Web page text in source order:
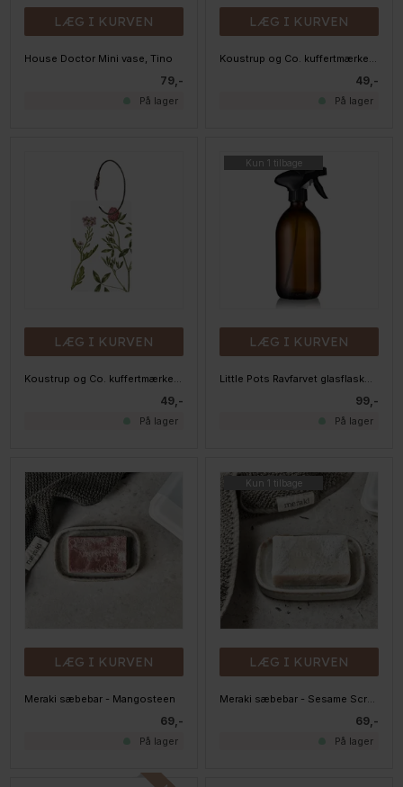
LÆG I KURVEN
House Doctor Mini vase, Tino
79,-
På lager
LÆG I KURVEN
Koustrup og Co. kuffertmærke - Kaprifolium
49,-
På lager
LÆG I KURVEN
Koustrup og Co. kuffertmærke - Strandsennep og rødkløver
49,-
På lager
Kun 1 tilbage
LÆG I KURVEN
Little Pots Ravfarvet glasflaske med spray - Sort 500 ml.
99,-
På lager
LÆG I KURVEN
Meraki sæbebar - Mangosteen
69,-
På lager
Kun 1 tilbage
LÆG I KURVEN
Meraki sæbebar - Sesame Scrub
69,-
På lager